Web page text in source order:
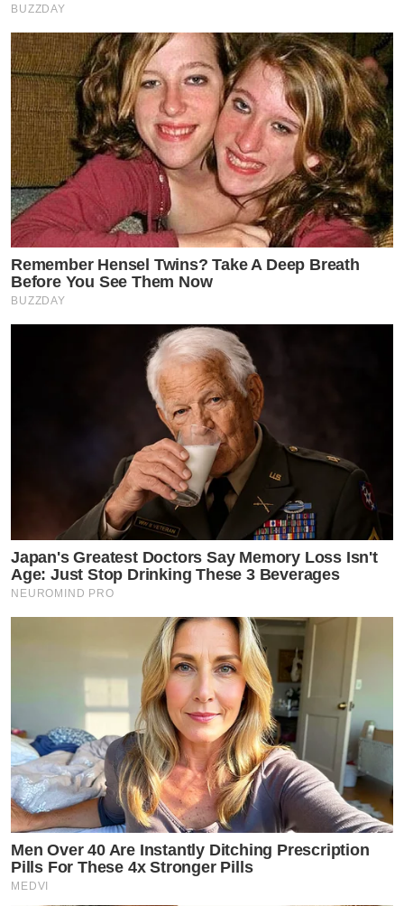
BUZZDAY
Remember Hensel Twins? Take A Deep Breath
Before You See Them Now
BUZZDAY
Japan's Greatest Doctors Say Memory Loss Isn't
Age: Just Stop Drinking These 3 Beverages
NEUROMIND PRO
Men Over 40 Are Instantly Ditching Prescription
Pills For These 4x Stronger Pills
MEDVI